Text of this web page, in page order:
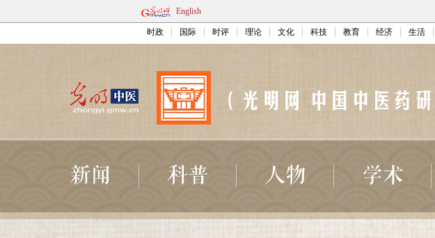
English
时政 国际 时评 理论 文化 科技 教育 经济 生活
新闻 科普 人物 学术